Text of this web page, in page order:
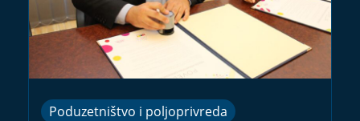
Poduzetništvo i poljoprivreda